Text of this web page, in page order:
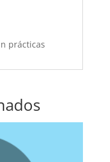
prácticas